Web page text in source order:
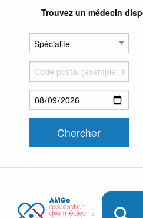
Trouvez un médecin